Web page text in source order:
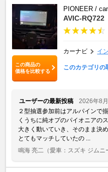
この商品の
価格を比較する
PIONEER /
AVIC-RQ722
カーナビ イ
このカテゴリの
ユーザーの最新投稿
2026年8
２型抽選参加前はアルパインで
くうちに純オプのパイオニアの
大きく動いていき、そのまま決
とてもマッチしていたの ...
鳴海 亮二
（愛車：スズキ ジムニ